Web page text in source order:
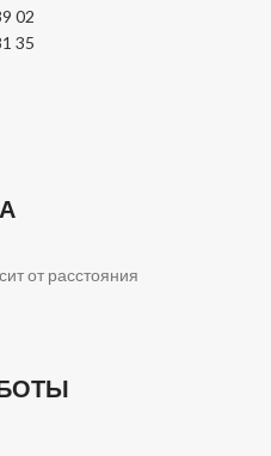
02
35
от расстояния